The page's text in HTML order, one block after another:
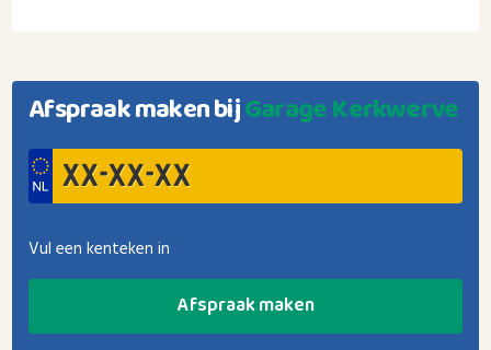
Afspraak maken bijGarage Kerkwerve
Vul een kenteken in
Afspraak maken